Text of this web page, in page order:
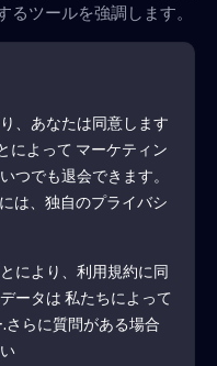
ツールを強調します。
、あなたは同意します
によって マーケティン
つでも退会できます。
は、独自のプライバシ
により、利用規約に同
ータは 私たちによって
.さらに質問がある場合